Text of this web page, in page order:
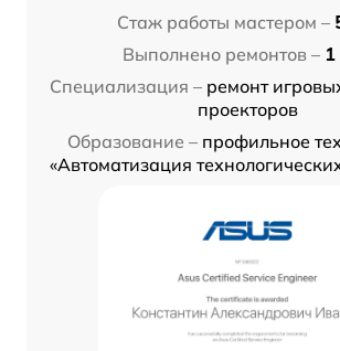
Стаж работы мастером –
Выполнено ремонтов –
Специализация – ремонт
проекторов
Образование – профильное
«Автоматизация